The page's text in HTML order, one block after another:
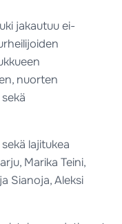
jakautuu ei-
nuorten
lajitukea
Marika Teini,
Sianoja, Aleksi